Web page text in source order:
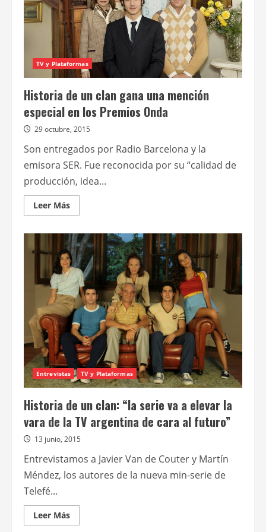
TV y Plataformas
Historia de un clan gana una mención
especial en los Premios Onda
29 octubre, 2015
Son entregados por Radio Barcelona y la
emisora SER. Fue reconocida por su “calidad de
producción, idea...
Leer MásLeer
más
Historia
de
un
clan
gana
una
mención
especial
en
los
Premios
Onda
Entrevistas TV y Plataformas
Historia de un clan: “la serie va a elevar la
vara de la TV argentina de cara al futuro”
13 junio, 2015
Entrevistamos a Javier Van de Couter y Martín
Méndez, los autores de la nueva min-serie de
Telefé...
Leer MásLeer
más